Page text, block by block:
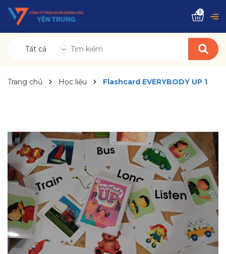
Tất cả
0
Trang chủ Học liệu Flashcard EVERYBODY UP 1